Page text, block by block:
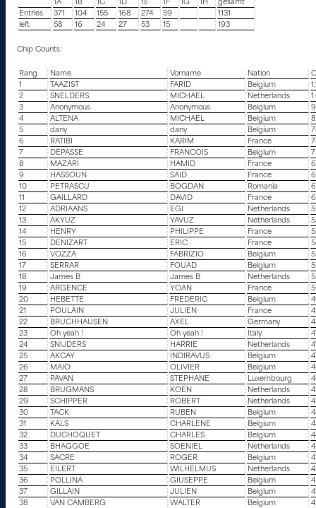
1A 1B 1C 1D 1E 1F 1G 1H
gesamt
Entries
371 104 155 168 274 59
1131
left
58 16 24 27 53 15 193
Chip Counts:
Rang Name Vorname Nation
1
TAAZIST FARID Belgium
2
SNELDERS MICHAEL Netherlands
3
Anonymous Anonymous Belgium
4
ALTENA MICHAEL Belgium
5
dany dany Belgium
6
RATIBI KARIM France
7
DEPASSE FRANCOIS Belgium
8
MAZARI HAMID France
9
HASSOUN SAID France
10
PETRASCU BOGDAN Romania
11
GAILLARD DAVID France
12
ADRIAANS EGI Netherlands
13
AKYUZ YAVUZ Netherlands
14
HENRY PHILIPPE France
15
DENIZART ERIC France
16
VOZZA FABRIZIO Belgium
17
SERRAR FOUAD Belgium
18
James B James B Netherlands
19
ARGENCE YOAN France
20
HEBETTE FREDERIC Belgium
21
POULAIN JULIEN France
22
BRUCHHAUSEN AXEL Germany
23
Oh yeah ! Oh yeah ! Italy
24
SNIJDERS HARRIE Netherlands
25
AKCAY INDIRAVUS Belgium
26
MAIO OLIVIER Belgium
27
PAVAN STEPHANE Luxembourg
28
BRUGMANS KOEN Netherlands
29
SCHIPPER ROBERT Netherlands
30
TACK RUBEN Belgium
31
KALS CHARLENE Belgium
32
DUCHOQUET CHARLES Belgium
33
BHAGGOE SOENIEL Netherlands
34
SACRE ROGER Belgium
35
EILERT WILHELMUS Netherlands
36
POLLINA GIUSEPPE Belgium
37
GILLAIN JULIEN Belgium
38
VAN CAMBERG WALTER Belgium